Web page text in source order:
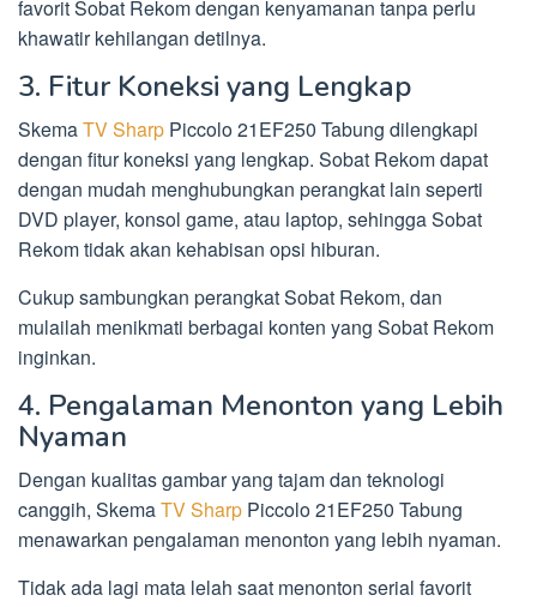
favorit Sobat Rekom dengan kenyamanan tanpa perlu
khawatir kehilangan detilnya.
3. Fitur Koneksi yang Lengkap
SkemaTV Sharp Piccolo 21EF250 Tabung dilengkapi
dengan fitur koneksi yang lengkap. Sobat Rekom dapat
dengan mudah menghubungkan perangkat lain seperti
DVD player, konsol game, atau laptop, sehingga Sobat
Rekom tidak akan kehabisan opsi hiburan.
Cukup sambungkan perangkat Sobat Rekom, dan
mulailah menikmati berbagai konten yang Sobat Rekom
inginkan.
4. Pengalaman Menonton yang Lebih
Nyaman
Dengan kualitas gambar yang tajam dan teknologi
canggih, SkemaTV Sharp Piccolo 21EF250 Tabung
menawarkan pengalaman menonton yang lebih nyaman.
Tidak ada lagi mata lelah saat menonton serial favorit